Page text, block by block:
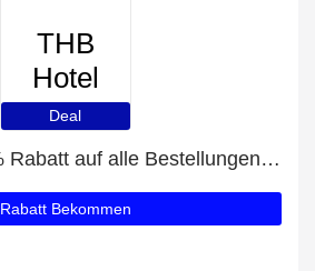
THB
Hotel
Deal
Erhalten Sie 19% Rabatt auf alle Bestellungen bei THB Hotel
Rabatt Bekommen